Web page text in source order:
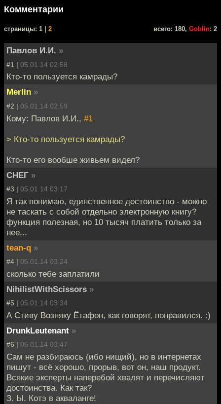
Комментарии
cтраницы: 1 | 2 всего: 180, Goblin: 2
Павлов И.И. »
#1 | 05.01.14 02:58
Кто-то пользуется камрады?
Merlin »
#2 | 05.01.14 02:59
Кому: Павлов И.И., #1
> Кто-то пользуется камрады?
Кто-то его вообше живьем видел?
СНЕГ »
#3 | 05.01.14 03:17
Я так понимаю, единственное достоинство - можно
не таскать с собой отдельно электронную книгу?
функция полезная, но 10 тысяч платить только за
нее...
tean-q »
#4 | 05.01.14 03:24
сколько тебе заплатили
NihilistWithScissors »
#5 | 05.01.14 03:34
А Стиву Возняку Ётафон, как говорят, понравился. :)
DrunkLeutenant »
#6 | 05.01.14 03:47
Сам не разбираюсь (ибо нищий), но в интернетах
пишут - всё хорошо, прорыв, вот он, наш продукт.
Всякие эксперты наперебой хвалят и перечисляют
достоинства. Как так?
З. Ы. Котэ в акваланге!